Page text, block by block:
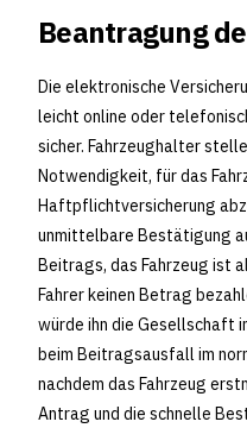
Beantragung
Die elektronische
leicht online oder
sicher. Fahrzeughalter
Notwendigkeit, für das
Haftpflichtversicherung
unmittelbare Bestätigung
Beitrags, das Fahrzeug ist
Fahrer keinen Betrag
würde ihn die Gesellschaft
beim Beitragsausfall im
nachdem das Fahrzeug
Antrag und die schnelle